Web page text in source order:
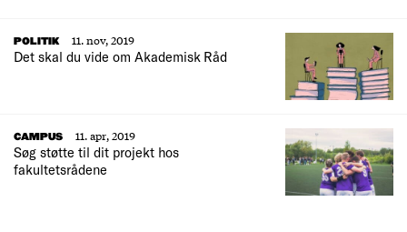
POLITIK
11. nov, 2019
Det skal du vide om Akademisk Råd
CAMPUS
11. apr, 2019
Søg støtte til dit projekt hos
fakultetsrådene